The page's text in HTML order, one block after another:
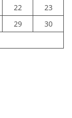
22
23
29
30